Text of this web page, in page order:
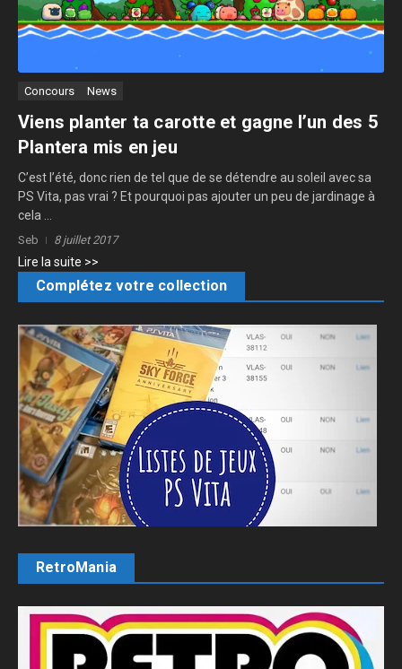
Concours News
Viens planter ta carotte et gagne l’un des 5
Plantera mis en jeu
C’est l’été, donc rien de tel que de se détendre au soleil avec sa
PS Vita, pas vrai ? Et pourquoi pas ajouter un peu de jardinage à
cela ...
Seb 8 juillet 2017
Lire la suite >>
Complétez votre collection
RetroMania